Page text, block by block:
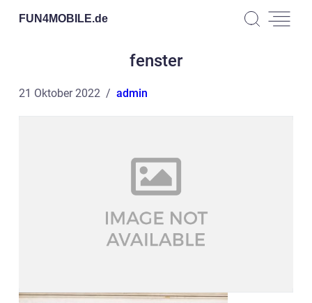
FUN4MOBILE.de
fenster
21 Oktober 2022 admin